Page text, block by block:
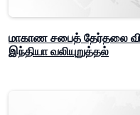
மாகாண சபைத் தேர்தலை
இந்தியா வலியுறுத்தல்